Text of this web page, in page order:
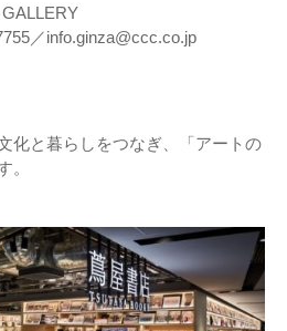
／info.ginza@ccc.co.jp
化と暮らしをつなぎ、「アートの
。